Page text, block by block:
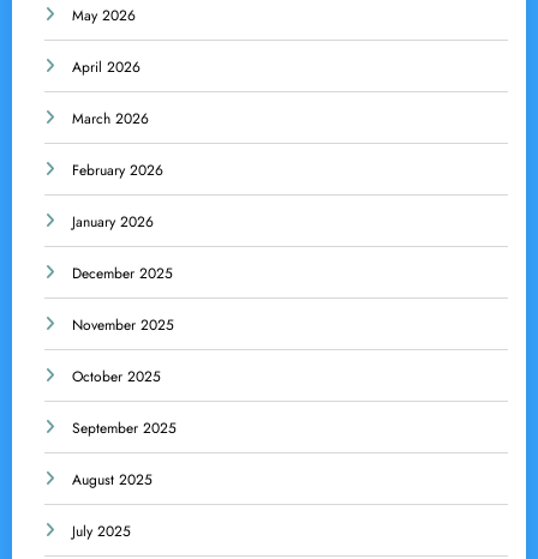
May 2026
April 2026
March 2026
February 2026
January 2026
December 2025
November 2025
October 2025
September 2025
August 2025
July 2025